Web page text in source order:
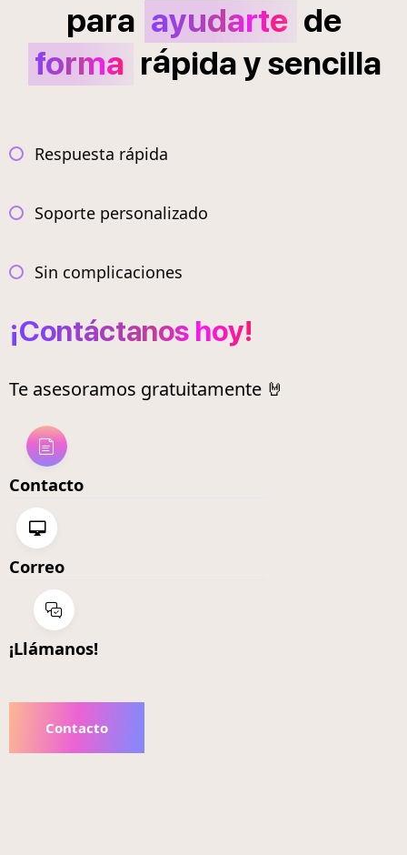
para ayudarte de
forma rápidaysencilla
Respuesta rápida
Soporte personalizado
Sin complicaciones
¡Contáctanos hoy!
Te asesoramos gratuitamente 🤘
Contacto
Correo
¡Llámanos!
Contacto